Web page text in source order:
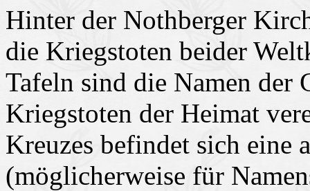
Hinter der Nothberger
die Kriegstoten beider
Tafeln sind die Namen der
Kriegstoten der Heimat
Kreuzes befindet sich eine
(möglicherweise für